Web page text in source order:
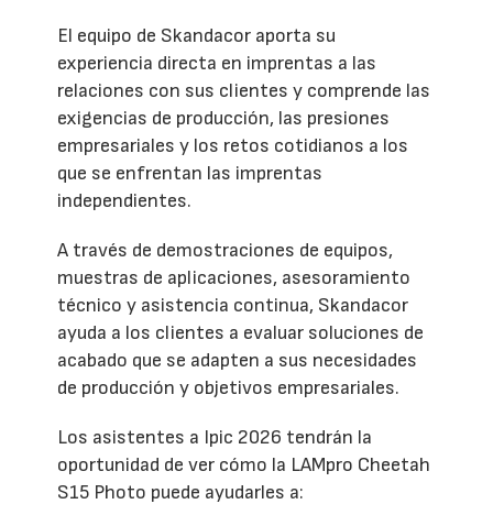
El equipo de Skandacor aporta su
experiencia directa en imprentas a las
relaciones con sus clientes y comprende las
exigencias de producción, las presiones
empresariales y los retos cotidianos a los
que se enfrentan las imprentas
independientes.
A través de demostraciones de equipos,
muestras de aplicaciones, asesoramiento
técnico y asistencia continua, Skandacor
ayuda a los clientes a evaluar soluciones de
acabado que se adapten a sus necesidades
de producción y objetivos empresariales.
Los asistentes a Ipic 2026 tendrán la
oportunidad de ver cómo la LAMpro Cheetah
S15 Photo puede ayudarles a: